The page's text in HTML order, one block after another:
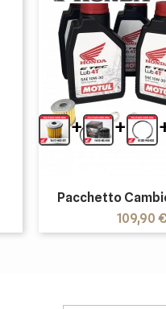
+ +
Pacchetto
Prezzo
109,90 €